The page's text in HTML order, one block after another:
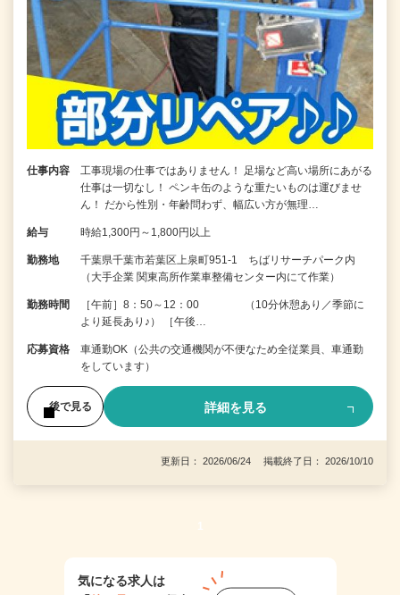
仕事内容
工事現場の仕事ではありません！ 足場など高い場所にあがる
仕事は一切なし！ ペンキ缶のような重たいものは運びませ
ん！ だから性別・年齢問わず、幅広い方が無理…
給与 時給1,300円～1,800円以上
勤務地
千葉県千葉市若葉区上泉町951-1 ちばリサーチパーク内
（大手企業 関東高所作業車整備センター内にて作業）
勤務時間
［午前］8：50～12：00 （10分休憩あり／季節に
より延長あり♪） ［午後…
応募資格
車通勤OK（公共の交通機関が不便なため全従業員、車通勤
をしています）
後で見る 詳細を見る
更新日： 2026/06/24 掲載終了日： 2026/10/10
1
気になる求人は